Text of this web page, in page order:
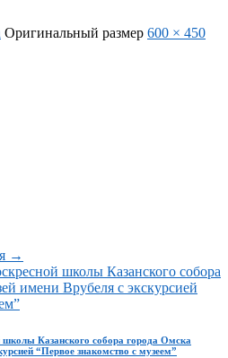
Оригинальный размер 600 × 450
→
школы Казанского собора
имени Врубеля с экскурсией
школы Казанского собора города Омска
“Первое знакомство с музеем”